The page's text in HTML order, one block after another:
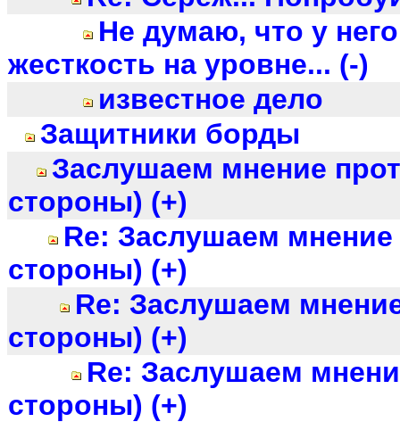
Не думаю, что у
жесткость на уровне... (-)
известное дело
Защитники борды
Заслушаем мнение
стороны) (+)
Re: Заслушаем
стороны) (+)
Re: Заслушаем
стороны) (+)
Re: Заслушаем
стороны) (+)